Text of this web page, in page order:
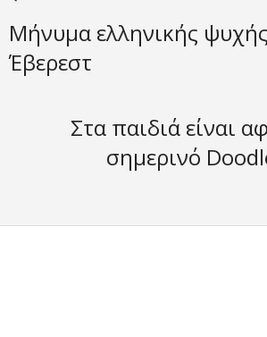
Μήνυμα ελληνικής
Έβερεστ
Στα παιδιά είναι
σημερινό